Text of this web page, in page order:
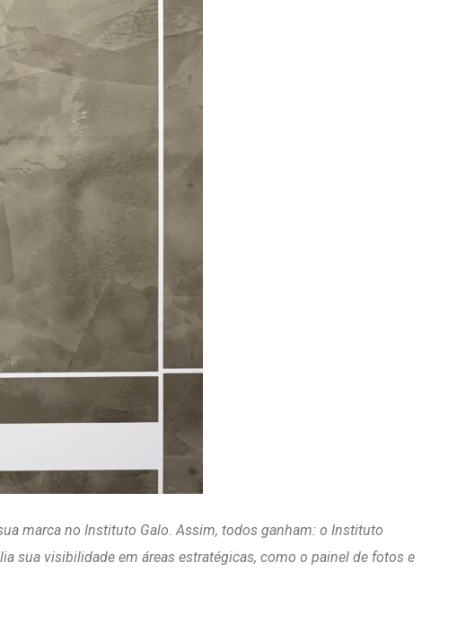
marca no Instituto Galo. Assim, todos ganham: o Instituto
sua visibilidade em áreas estratégicas, como o painel de fotos e